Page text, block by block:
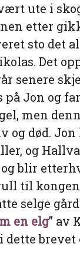
ute i
etter
sto det
Det
senere
Jon og
men
og død.
og
blir
til
selge
en elg” av
brevet